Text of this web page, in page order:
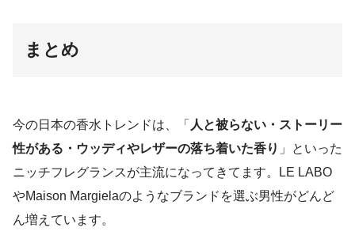
まとめ
今の日本の香水トレンドは、「 人と被らない・ストーリー
性がある・ウッディやレザーの落ち着いた香り 」といった
ニッチフレグランスが主流になってきてます。LE LABO
やMaison Margielaのようなブランドを選ぶ男性がどんど
ん増えています。